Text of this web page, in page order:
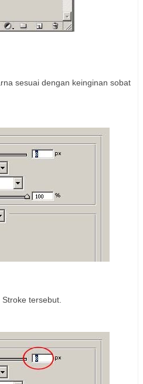
sesuai dengan keinginan sobat
tersebut.